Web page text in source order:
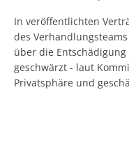
In veröffentlichten
des
über die
geschwärzt - laut
Privatsphäre und